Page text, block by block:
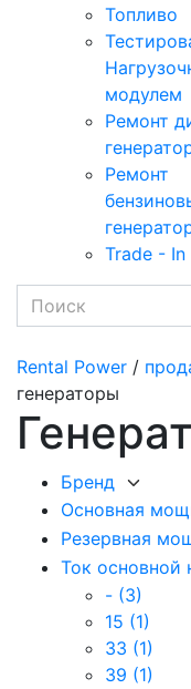
Топливо
модулем
Ремонт
Ремонт
Trade - In
Rental Power /
генераторы
Бренд
Основная
Резервная
Ток основной
- (3)
15 (1)
33 (1)
39 (1)